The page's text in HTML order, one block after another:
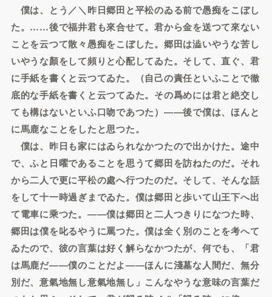
僕は、とう／＼昨日郷田と平松のゐる前で愚痴をこぼし
た。……後で福井君も來合せて。君から金を送つて來ない
ことを云つて散々愚痴をこぼした。郷田は澁いやうな苦し
いやうな顏をして頻りと心配してゐた。そして、直ぐ、君
に手紙を書くと云つてゐた。（自己の責任といふことで徹
底的な手紙を書くと云つてゐた。その爲めには君と絶交し
ても構はないといふ口吻であつた）――後で僕は、ほんと
に馬鹿なことをしたと思つた。
僕は、昨日も家にはゐられなかつたので出かけた。途中
で、ふと日曜であることを思うて郷田を訪ねたのだ。それ
から二人で更に平松の處へ行つたのだ。そして、そんな話
をして十一時過ぎまでゐた。僕は郷田と歩いて山王下へ出
て電車に乘つた。――僕は郷田と二人つきりになつた時、
郷田は僕を叱るやうに罵つた。僕は全く別のことを考へて
ゐたので、彼の言葉は好く解らなかつたが、何でも、「君
は馬鹿だ――僕のことだよ――ほんに淺墓な人間だ、無分
別だ、意氣地無し意氣地無し」こんなやうな意味の言葉だ